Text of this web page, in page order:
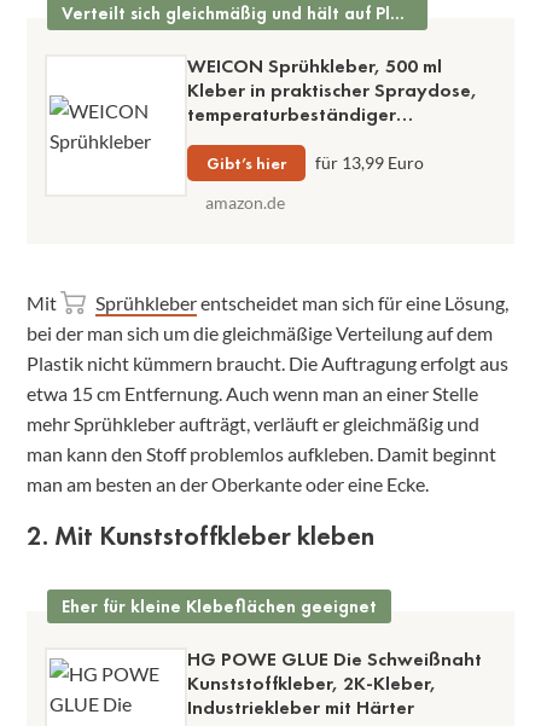
Verteilt sich gleichmäßig und hält auf Plastik
WEICON Sprühkleber, 500 ml
Kleber in praktischer Spraydose,
temperaturbeständiger
Universalklebstoff, Ablüftungszeit
max. 15 Minuten
Gibt’s hier
für 13,99 Euro
amazon.de
Mit Sprühkleberentscheidet man sich für eine Lösung,
bei der man sich um die gleichmäßige Verteilung auf dem
Plastik nicht kümmern braucht. Die Auftragung erfolgt aus
etwa 15 cm Entfernung. Auch wenn man an einer Stelle
mehr Sprühkleber aufträgt, verläuft er gleichmäßig und
man kann den Stoff problemlos aufkleben. Damit beginnt
man am besten an der Oberkante oder eine Ecke.
2. Mit Kunststoffkleber kleben
Eher für kleine Klebeflächen geeignet
HG POWE GLUE Die Schweißnaht
Kunststoffkleber, 2K-Kleber,
Industriekleber mit Härter